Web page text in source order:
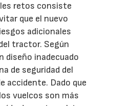
retos consiste
que el nuevo
adicionales
tractor. Según
diseño inadecuado
de seguridad del
accidente. Dado que
vuelcos son más